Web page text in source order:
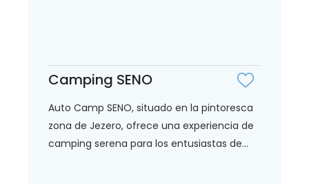
Camping SENO
Auto Camp SENO, situado en la pintoresca
zona de Jezero, ofrece una experiencia de
camping serena para los entusiastas de...